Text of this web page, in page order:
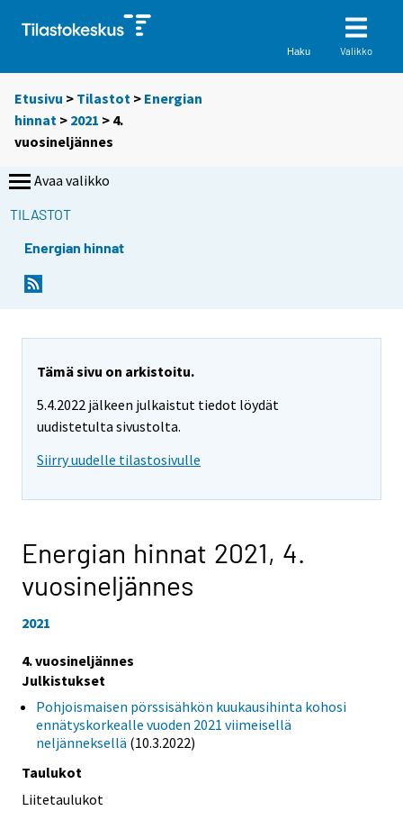
Haku Valikko
Etusivu > Tilastot > Energian
hinnat > 2021 > 4.
vuosineljännes
Avaa valikko
TILASTOT
Energian hinnat
Tämä sivu on arkistoitu.
5.4.2022 jälkeen julkaistut tiedot löydät
uudistetulta sivustolta.
Siirry uudelle tilastosivulle
Energian hinnat 2021, 4.
vuosineljännes
2021
4. vuosineljännes
Julkistukset
Pohjoismaisen pörssisähkön kuukausihinta kohosi
ennätyskorkealle vuoden 2021 viimeisellä
neljänneksellä (10.3.2022)
Taulukot
Liitetaulukot